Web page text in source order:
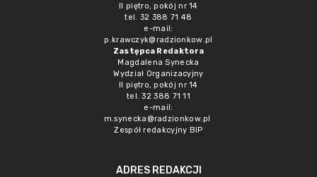
II piętro, pokój nr 14
tel. 32 388 71 48
e-mail:
p.krawczyk@radzionkow.pl
Zastępca Redaktora
Magdalena Synecka
Wydział Organizacyjny
II piętro, pokój nr 14
tel. 32 388 71 11
e-mail:
m.synecka@radzionkow.pl
Zespół redakcyjny BIP
ADRES REDAKCJI